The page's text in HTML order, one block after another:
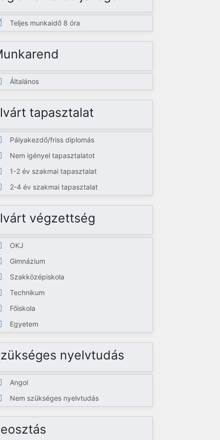
Teljes munkaidő 8 óra
Általános
tapasztalat
Pályakezdő/friss diplomás
Nem igényel tapasztalatot
1-2 év szakmai tapasztalat
2-4 év szakmai tapasztalat
végzettség
OKJ
Gimnázium
Szakközépiskola
Technikum
Főiskola
Egyetem
nyelvtudás
Angol
Nem szükséges nyelvtudás